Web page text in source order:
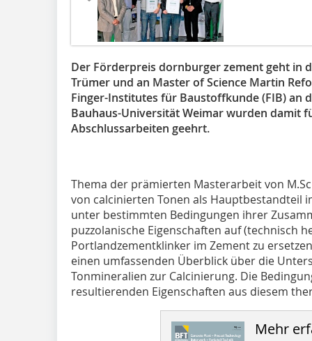
Der Förderpreis dornburger zement geht in
Trümer und an Master of ­Science Martin
Finger-Institutes für Baustoffkunde (FIB) an
Bauhaus-Universität Weimar wurden damit
Abschlussarbeiten geehrt.
Thema der prämierten Masterarbeit von
von calcinierten Tonen als Hauptbestandteil
unter bestimmten Bedingungen ihrer
puzzolanische Eigenschaften auf (technisch
Portlandzementklinker im Zement zu
einen umfassenden Überblick über die
Tonmineralien zur Calcinierung. Die
resultierenden Eigenschaften aus diesem
Mehr